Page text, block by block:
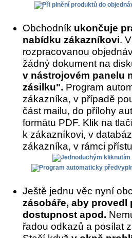
Obchodník ukončuje
nabídku zákazníkovi.
rozpracovanou
žádný dokument na
v nástrojovém panelu
zásilku". Program
zákazníka, v případě
část mailu, do přílohy
formátu PDF. Klik na
k zákazníkovi, v
zákazníka, v rámci
Ještě jednu věc nyní
zásobáře, aby
dostupnost apod.
řadou odkazů a posílat